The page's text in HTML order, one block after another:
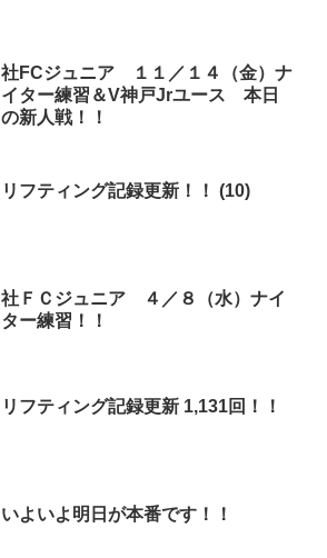
社FCジュニア １１／１４（金）ナ
イター練習＆V神戸Jrユース 本日
の新人戦！！
リフティング記録更新！！ (10)
社ＦＣジュニア ４／８（水）ナイ
ター練習！！
リフティング記録更新 1,131回！！
いよいよ明日が本番です！！